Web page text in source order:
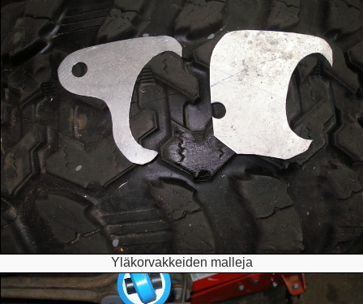
Yläkorvakkeiden malleja